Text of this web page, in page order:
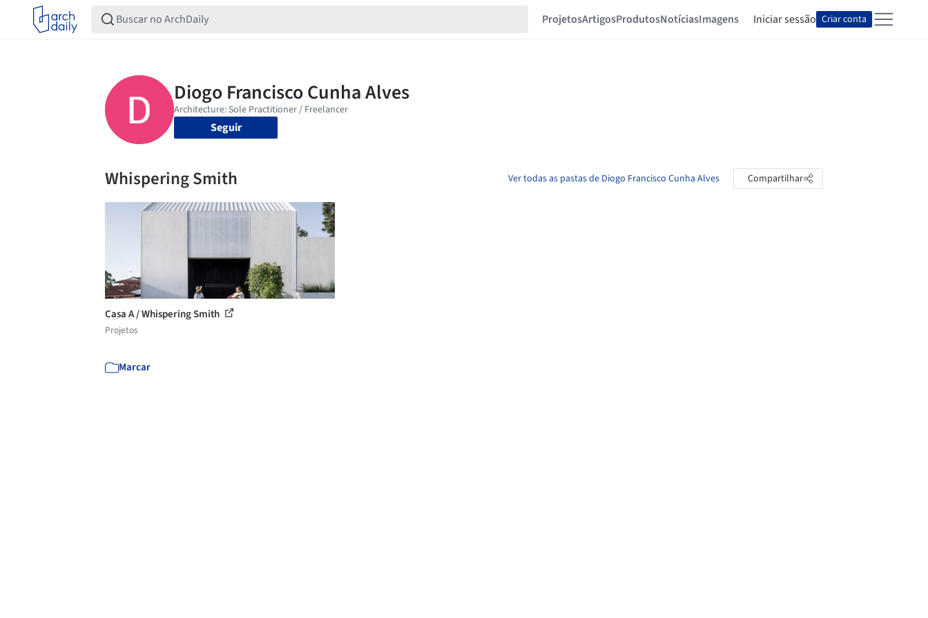
ProjetosArtigosProdutosNotíciasImagens Iniciar sessão Criar conta
Seguir
Whispering Smith Ver todas as pastas de Diogo Francisco Cunha Alves Compartilhar
Casa A / Whispering Smith
Projetos
Marcar